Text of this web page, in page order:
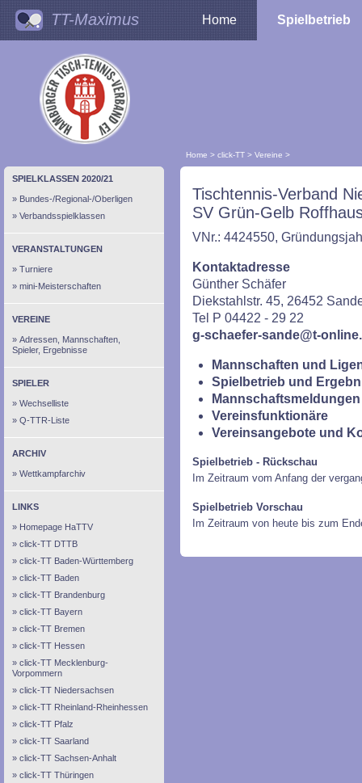
TT-Maximus Home Spielbetrieb
Home > click-TT > Vereine >
SPIELKLASSEN 2020/21
Bundes-/Regional-/Oberligen
Verbandsspielklassen
VERANSTALTUNGEN
Turniere
mini-Meisterschaften
VEREINE
Adressen, Mannschaften,
Spieler, Ergebnisse
SPIELER
Wechselliste
Q-TTR-Liste
ARCHIV
Wettkampfarchiv
LINKS
Homepage HaTTV
click-TT DTTB
click-TT Baden-Württemberg
click-TT Baden
click-TT Brandenburg
click-TT Bayern
click-TT Bremen
click-TT Hessen
click-TT Mecklenburg-
Vorpommern
click-TT Niedersachsen
click-TT Rheinland-Rheinhessen
click-TT Pfalz
click-TT Saarland
click-TT Sachsen-Anhalt
click-TT Thüringen
Tischtennis-Verband
SV Grün-Gelb
VNr.: 4424550,
Kontaktadresse
Günther Schäfer
Diekstahlstr. 45, 26452
Tel P 04422 - 29 22
g-schaefer-sande@t-
Mannschaften und
Spielbetrieb und
Vereinsfunktionäre
Vereinsangebote und
Spielbetrieb - Rückschau
Im Zeitraum vom Anfang der
Spielbetrieb Vorschau
Im Zeitraum von heute bis zum